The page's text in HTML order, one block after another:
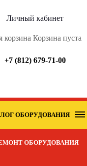
Личный кабинет
корзина Корзина пуста
+7 (812) 679-71-00
ОБОРУДОВАНИЯ
ОБОРУДОВАНИЯ